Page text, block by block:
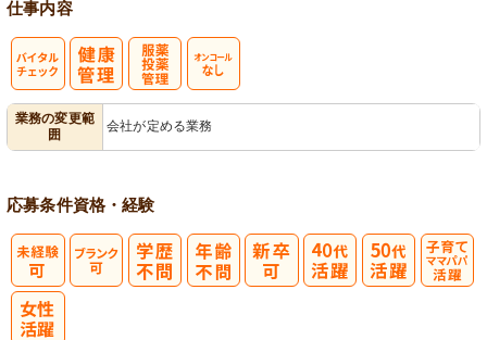
仕事内容
業務の変更範
囲
会社が定める業務
応募条件資格・経験